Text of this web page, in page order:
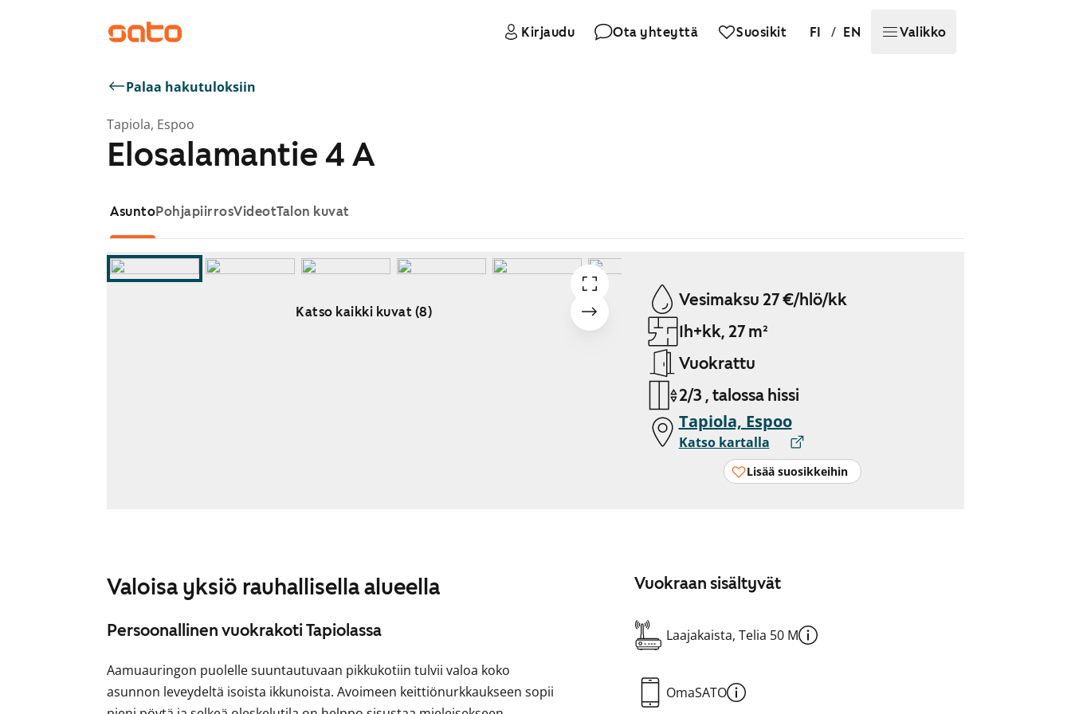
Kirjaudu Ota yhteyttä Suosikit FI / EN Valikko
Palaa hakutuloksiin
Tapiola, Espoo
Elosalamantie 4 A
AsuntoPohjapiirrosVideotTalon kuvat
Katso kaikki kuvat (8)
Vesimaksu 27 €/hlö/kk
1h+kk, 27 m²
Vuokrattu
2/3 , talossa hissi
Tapiola, Espoo
Katso kartalla
Lisää suosikkeihin
Valoisa yksiö rauhallisella alueella
Persoonallinen vuokrakoti Tapiolassa
Aamuauringon puolelle suuntautuvaan pikkukotiin tulvii valoa koko
asunnon leveydeltä isoista ikkunoista. Avoimeen keittiönurkkaukseen sopii
Vuokraan sisältyvät
Laajakaista, Telia 50 M
OmaSATO